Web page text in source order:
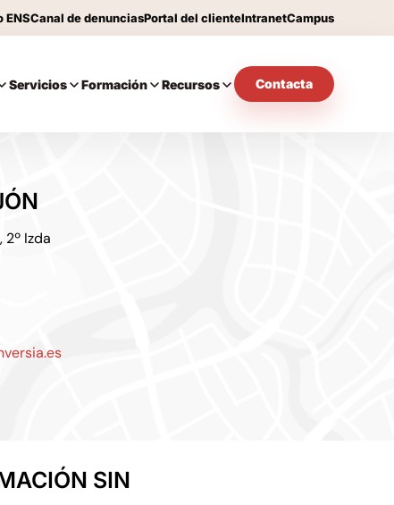
ENSCanal de denunciasPortal del clienteIntranetCampus
Servicios Formación Recursos Contacta
2º Izda
SIN